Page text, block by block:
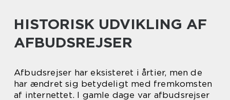
HISTORISK UDVIKLING AF
AFBUDSREJSER
Afbudsrejser har eksisteret i årtier, men de
har ændret sig betydeligt med fremkomsten
af internettet. I gamle dage var afbudsrejser